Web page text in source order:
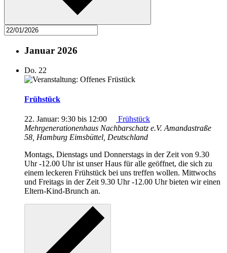
Januar 2026
Do. 22
Frühstück
22. Januar: 9:30 bis 12:00
Frühstück
Mehrgenerationenhaus Nachbarschatz e.V. Amandastraße
58, Hamburg Eimsbüttel, Deutschland
Montags, Dienstags und Donnerstags in der Zeit von 9.30
Uhr -12.00 Uhr ist unser Haus für alle geöffnet, die sich zu
einem leckeren Frühstück bei uns treffen wollen. Mittwochs
und Freitags in der Zeit 9.30 Uhr -12.00 Uhr bieten wir einen
Eltern-Kind-Brunch an.